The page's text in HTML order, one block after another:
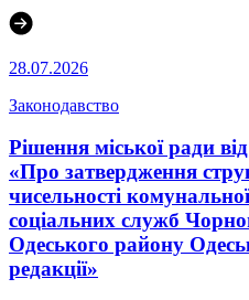
28.07.2026
Законодавство
Рішення міської ради
«Про затвердження
чисельності
соціальних служб
Одеського району
редакції»